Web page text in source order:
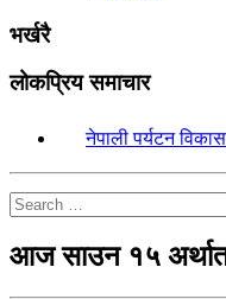
भर्खरै
लोकप्रिय समाचार
नेपाली पर्यटन
आज साउन १५